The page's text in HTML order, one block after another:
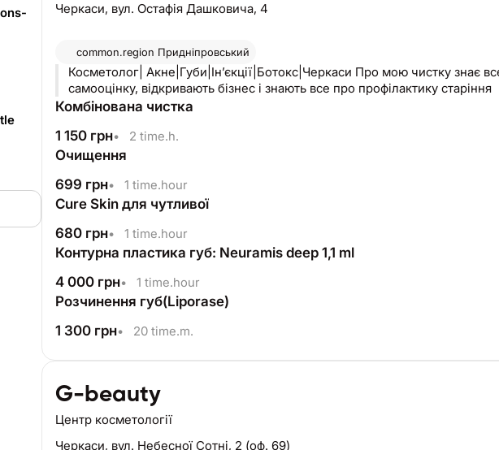
Черкаси, вул. Остафія Дашковича, 4
common.region Придніпровський
Косметолог| Акне|Губи|Інʼєкції|Ботокс|Черкаси Про мою чистку знає
самооцінку, відкривають бізнес і знають все про профілактику старіння
Комбінована чистка
1 150 грн• 2 time.h.
Очищення
699 грн• 1 time.hour
Cure Skin для чутливої
680 грн• 1 time.hour
Контурна пластика губ: Neuramis deep 1,1 ml
4 000 грн• 1 time.hour
Розчинення губ(Liporase)
1 300 грн• 20 time.m.
G-beauty
Центр косметології
Черкаси, вул. Небесної Сотні, 2 (оф. 69)